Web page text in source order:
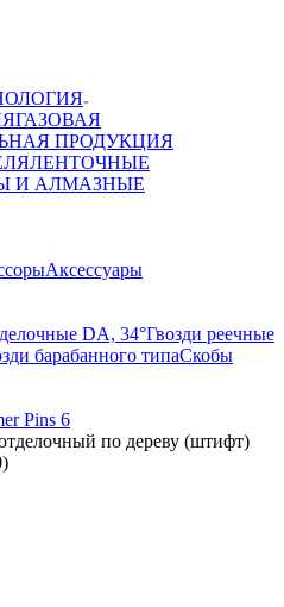
ГАЗОВАЯ
ПРОДУКЦИЯ
ЛЕНТОЧНЫЕ
И АЛМАЗНЫЕ
Аксессуары
DA, 34°Гвозди реечные
барабанного типаСкобы
Pins 6
по дереву (штифт)